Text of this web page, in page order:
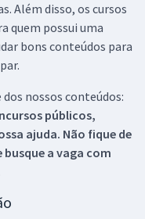
Além disso, os cursos
quem possui uma
bons conteúdos para
nossos conteúdos:
públicos,
ajuda. Não fique de
a vaga com